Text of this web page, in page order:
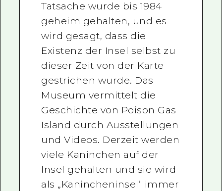
Tatsache wurde bis 1984
geheim gehalten, und es
wird gesagt, dass die
Existenz der Insel selbst zu
dieser Zeit von der Karte
gestrichen wurde. Das
Museum vermittelt die
Geschichte von Poison Gas
Island durch Ausstellungen
und Videos. Derzeit werden
viele Kaninchen auf der
Insel gehalten und sie wird
als „Kanincheninsel“ immer